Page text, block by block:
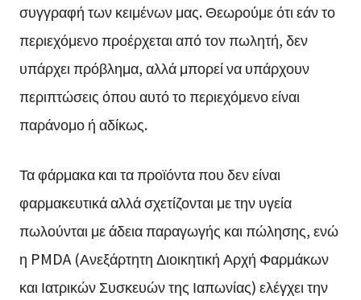
συγγραφή των κειμένων μας. Θεωρούμε ότι εάν το
περιεχόμενο προέρχεται από τον πωλητή, δεν
υπάρχει πρόβλημα, αλλά μπορεί να υπάρχουν
περιπτώσεις όπου αυτό το περιεχόμενο είναι
παράνομο ή αδίκως.
Τα φάρμακα και τα προϊόντα που δεν είναι
φαρμακευτικά αλλά σχετίζονται με την υγεία
πωλούνται με άδεια παραγωγής και πώλησης, ενώ
η PMDA (Ανεξάρτητη Διοικητική Αρχή Φαρμάκων
και Ιατρικών Συσκευών της Ιαπωνίας) ελέγχει την